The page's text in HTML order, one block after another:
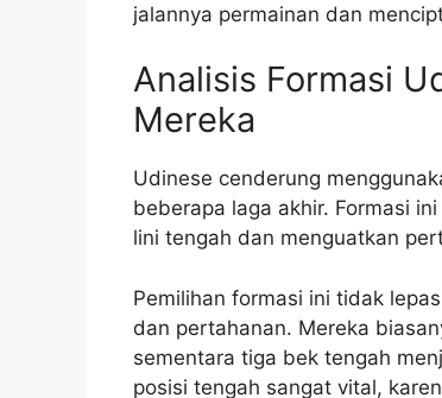
jalannya permainan dan
Analisis Formasi
Mereka
Udinese cenderung
beberapa laga akhir. Formasi
lini tengah dan menguatkan
Pemilihan formasi ini tidak
dan pertahanan. Mereka
sementara tiga bek tengah
posisi tengah sangat vital,